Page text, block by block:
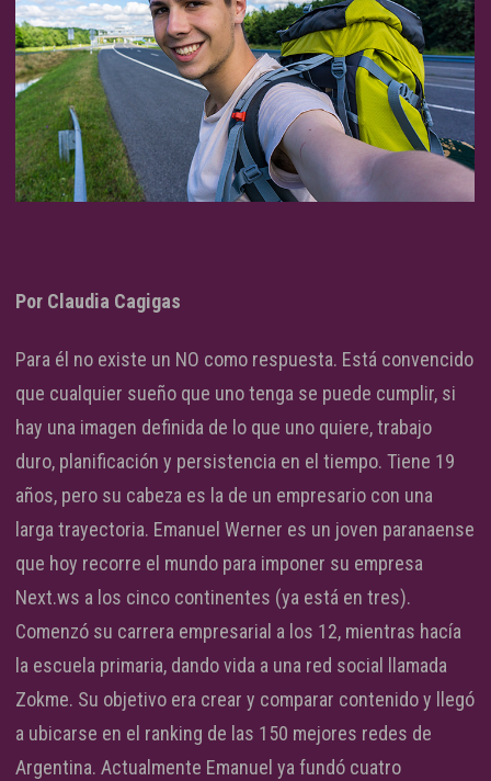
Por Claudia Cagigas
Para él no existe un NO como respuesta. Está convencido
que cualquier sueño que uno tenga se puede cumplir, si
hay una imagen definida de lo que uno quiere, trabajo
duro, planificación y persistencia en el tiempo. Tiene 19
años, pero su cabeza es la de un empresario con una
larga trayectoria. Emanuel Werner es un joven paranaense
que hoy recorre el mundo para imponer su empresa
Next.ws a los cinco continentes (ya está en tres).
Comenzó su carrera empresarial a los 12, mientras hacía
la escuela primaria, dando vida a una red social llamada
Zokme. Su objetivo era crear y comparar contenido y llegó
a ubicarse en el ranking de las 150 mejores redes de
Argentina. Actualmente Emanuel ya fundó cuatro